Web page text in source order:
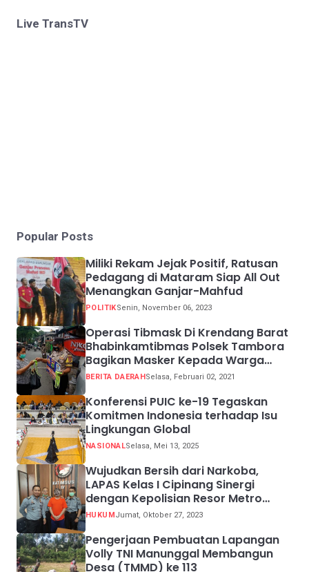
Live TransTV
Popular Posts
Miliki Rekam Jejak Positif, Ratusan
Pedagang di Mataram Siap All Out
Menangkan Ganjar-Mahfud
POLITIKSenin, November 06, 2023
Operasi Tibmask Di Krendang Barat
Bhabinkamtibmas Polsek Tambora
Bagikan Masker Kepada Warga
Pelanggar Prokes
BERITA DAERAHSelasa, Februari 02, 2021
Konferensi PUIC ke-19 Tegaskan
Komitmen Indonesia terhadap Isu
Lingkungan Global
NASIONALSelasa, Mei 13, 2025
Wujudkan Bersih dari Narkoba,
LAPAS Kelas I Cipinang Sinergi
dengan Kepolisian Resor Metro
Jakarta Barat
HUKUMJumat, Oktober 27, 2023
Pengerjaan Pembuatan Lapangan
Volly TNI Manunggal Membangun
Desa (TMMD) ke 113